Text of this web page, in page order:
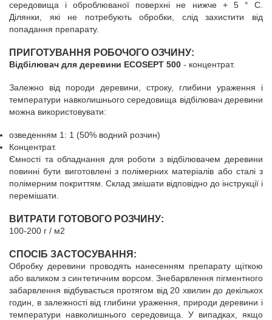
середовища і оброблюваної поверхні не нижче + 5 ° С.
Ділянки, які не потребують обробки, слід захистити від
попадання препарату.
ПРИГОТУВАННЯ РОБОЧОГО ОЗЧИНУ:
Відбілювач для деревини ECOSEPT 500 - концентрат.
Залежно від породи деревини, строку, глибини ураження і
температури навколишнього середовища відбілювач деревини
можна використовувати:
озведенням 1: 1 (50% водний розчин)
Концентрат.
Ємності та обладнання для роботи з відбілювачем деревини
повинні бути виготовлені з полімерних матеріалів або сталі з
полімерним покриттям. Склад змішати відповідно до інструкції і
перемішати.
ВИТРАТИ ГОТОВОГО РОЗЧИНУ:
100-200 г / м2
СПОСІБ ЗАСТОСУВАННЯ:
Обробку деревини проводять нанесенням препарату щіткою
або валиком з синтетичним ворсом. Знебарвлення пігментного
забарвлення відбувається протягом від 20 хвилин до декількох
годин, в залежності від глибини ураження, природи деревини і
температури навколишнього середовища. У випадках, якщо